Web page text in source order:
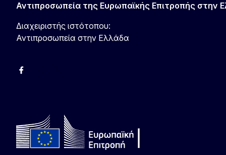
Αντιπροσωπεία της Ευρωπαϊκής Επιτροπής στην
Διαχειριστής ιστότοπου:
Αντιπροσωπεία στην Ελλάδα
Facebook